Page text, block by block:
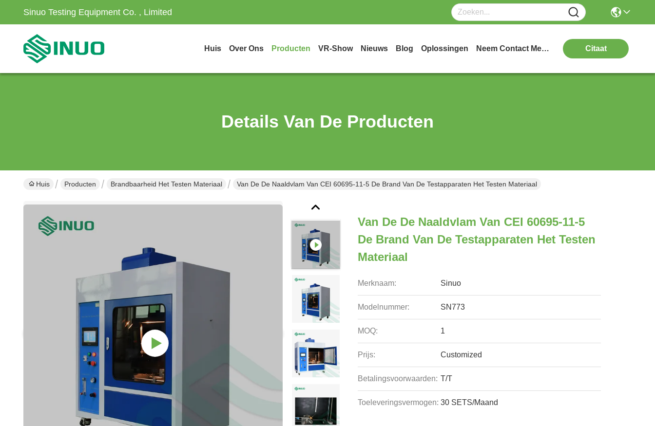
Sinuo Testing Equipment Co. , Limited
Huis Over Ons Producten VR-Show Nieuws Blog Oplossingen Neem Contact Met Ons Op Citaat
Details Van De Producten
Huis Producten Brandbaarheid Het Testen Materiaal Van De De Naaldvlam Van CEI 60695-11-5 De Brand Van De Testapparaten Het Testen Materiaal
Van De De Naaldvlam Van CEI 60695-11-5
De Brand Van De Testapparaten Het Testen
Materiaal
Merknaam: Sinuo
Modelnummer: SN773
MOQ: 1
Prijs: Customized
Betalingsvoorwaarden: T/T
Toeleveringsvermogen: 30 SETS/Maand